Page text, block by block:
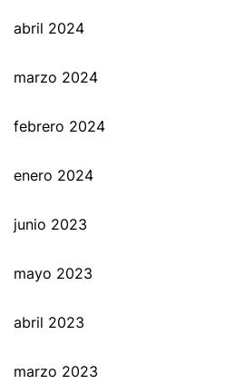
abril 2024
marzo 2024
febrero 2024
enero 2024
junio 2023
mayo 2023
abril 2023
marzo 2023